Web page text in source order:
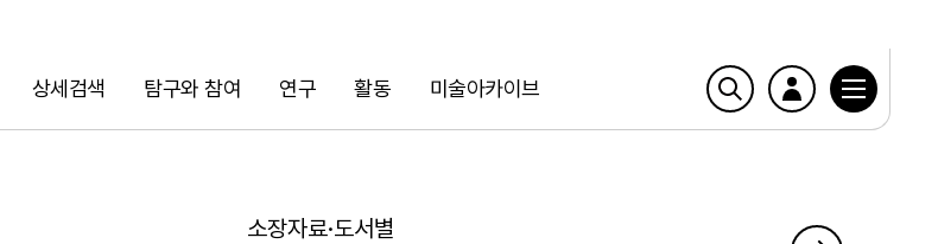
상세검색 탐구와 참여 연구 활동 미술아카이브
검색
소장자료·도서별